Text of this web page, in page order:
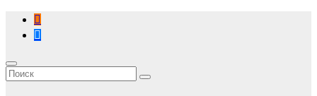
Перейти
содержимому